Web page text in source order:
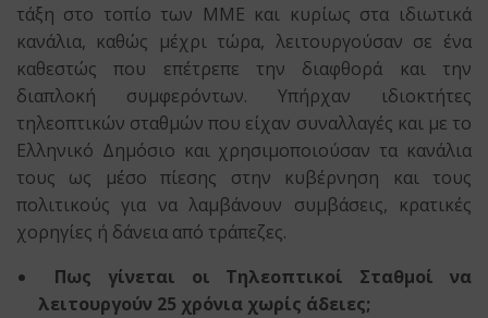
τάξη στο τοπίο των ΜΜΕ και κυρίως στα ιδιωτικά
κανάλια, καθώς μέχρι τώρα, λειτουργούσαν σε ένα
καθεστώς που επέτρεπε την διαφθορά και την
διαπλοκή συμφερόντων. Υπήρχαν ιδιοκτήτες
τηλεοπτικών σταθμών που είχαν συναλλαγές και με το
Ελληνικό Δημόσιο και χρησιμοποιούσαν τα κανάλια
τους ως μέσο πίεσης στην κυβέρνηση και τους
πολιτικούς για να λαμβάνουν συμβάσεις, κρατικές
χορηγίες ή δάνεια από τράπεζες.
Πως γίνεται οι Τηλεοπτικοί Σταθμοί να
λειτουργούν 25 χρόνια χωρίς άδειες;